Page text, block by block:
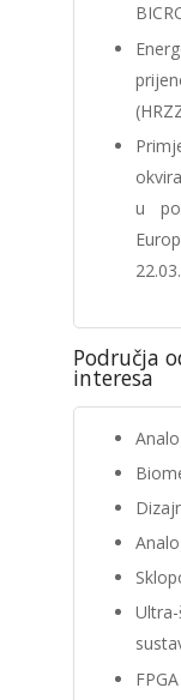
u
Područja
interesa